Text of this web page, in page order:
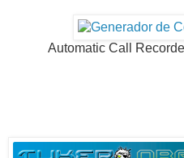
Automatic Call